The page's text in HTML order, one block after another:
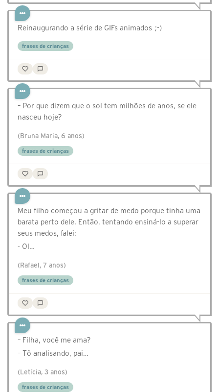
Reinaugurando a série de GIFs animados ;-)
frases de crianças
– Por que dizem que o sol tem milhões de anos, se ele
nasceu hoje?
(Bruna Maria, 6 anos)
frases de crianças
Meu filho começou a gritar de medo porque tinha uma
barata perto dele. Então, tentando ensiná-lo a superar
seus medos, falei:
- Ol…
(Rafael, 7 anos)
frases de crianças
– Filha, você me ama?
– Tô analisando, pai…
(Letícia, 3 anos)
frases de crianças